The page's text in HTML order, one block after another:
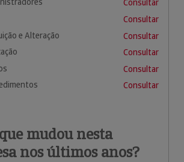
Consultar
Consultar
e Alteração
Consultar
Consultar
Consultar
Consultar
mudou nesta
nos últimos anos?